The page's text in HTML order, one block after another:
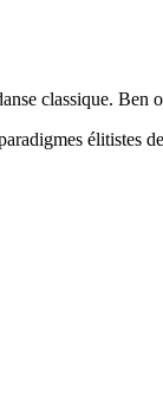
classique.
élitistes